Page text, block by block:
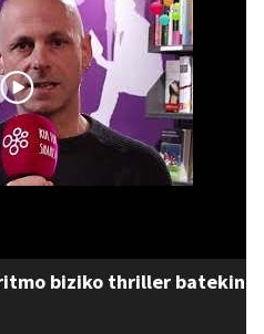
biziko thriller batekin